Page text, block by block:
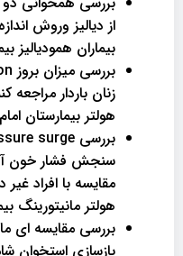
بیماران همودیالیز
زنان باردار مراجعه
هولتر بیمارستان
سنجش فشار خون
مقایسه با افراد
هولتر مانیتورینگ
بررسی مقایسه ای